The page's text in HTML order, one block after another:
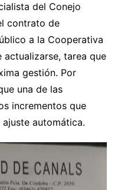
del Conejo
contrato de
a la Cooperativa
actualizarse, tarea que
gestión. Por
una de las
incrementos que
automática.